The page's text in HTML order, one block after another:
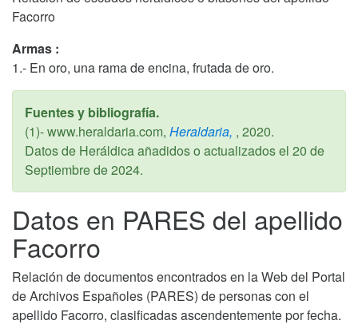
Facorro
Armas :
1.- En oro, una rama de encina, frutada de oro.
Fuentes y bibliografía.
(1)- www.heraldaria.com, Heraldaria, , 2020.
Datos de Heráldica añadidos o actualizados el 20 de
Septiembre de 2024.
Datos en PARES del apellido
Facorro
Relación de documentos encontrados en la Web del Portal
de Archivos Españoles (PARES) de personas con el
apellido Facorro, clasificadas ascendentemente por fecha.